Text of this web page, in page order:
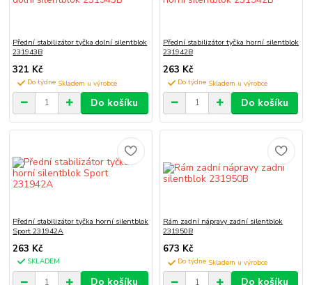
Přední stabilizátor tyčka dolní silentblok
231943B
321 Kč
Do týdne
Do košíku
Přední stabilizátor tyčka horní silentblok
231942B
263 Kč
Do týdne
Do košíku
Přední stabilizátor tyčka horní silentblok
Sport 231942A
263 Kč
SKLADEM
Do košíku
Rám zadní nápravy zadní silentblok
231950B
673 Kč
Do týdne
Do košíku